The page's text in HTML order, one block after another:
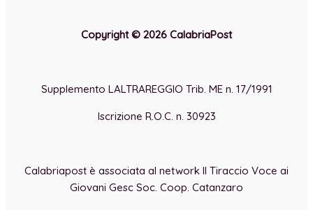
Copyright © 2026 CalabriaPost
Supplemento LALTRAREGGIO Trib. ME n. 17/1991
Iscrizione R.O.C. n. 30923
Calabriapost è associata al network Il Tiraccio Voce ai
Giovani Gesc Soc. Coop. Catanzaro